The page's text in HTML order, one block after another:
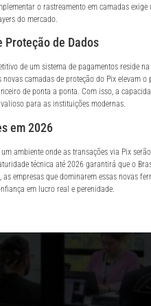
o rastreamento em camadas exige
do mercado.
Proteção de Dados
de um sistema de pagamentos reside na
camadas de proteção do Pix elevam o
de ponta a ponta. Com isso, a
para as instituições modernas.
em 2026
ambiente onde as transações via Pix
técnica até 2026 garantirá que o
empresas que dominarem essas novas
em lucro real e perenidade.